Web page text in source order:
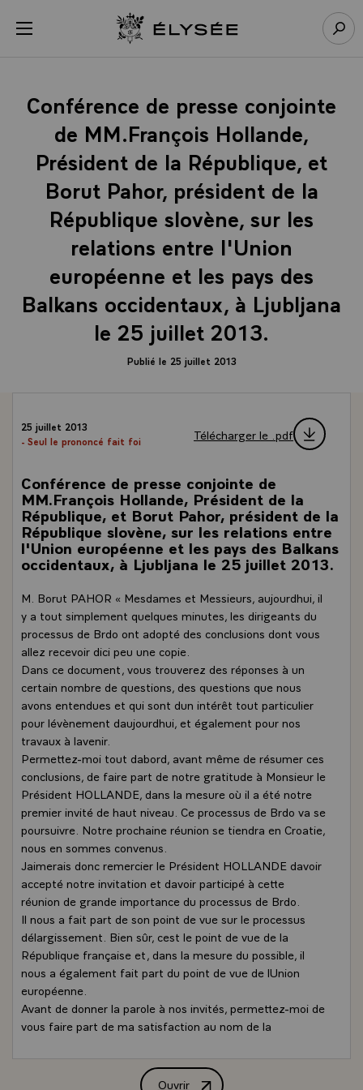
menu Retour à l’accueil Élysée
Conférence de presse conjointe
de MM.François Hollande,
Président de la République, et
Borut Pahor, président de la
République slovène, sur les
relations entre l'Union
européenne et les pays des
Balkans occidentaux, à Ljubljana
le 25 juillet 2013.
Publié le 25 juillet 2013
25 juillet 2013
- Seul le prononcé fait foi
Télécharger le .pdf
Conférence de presse conjointe de
MM.François Hollande, Président de la
République, et Borut Pahor, président de la
République slovène, sur les relations entre
l'Union européenne et les pays des Balkans
occidentaux, à Ljubljana le 25 juillet 2013.
M. Borut PAHOR « Mesdames et Messieurs, aujourdhui, il
y a tout simplement quelques minutes, les dirigeants du
processus de Brdo ont adopté des conclusions dont vous
allez recevoir dici peu une copie.
Dans ce document, vous trouverez des réponses à un
certain nombre de questions, des questions que nous
avons entendues et qui sont dun intérêt tout particulier
pour lévènement daujourdhui, et également pour nos
travaux à lavenir.
Permettez-moi tout dabord, avant même de résumer ces
conclusions, de faire part de notre gratitude à Monsieur le
Président HOLLANDE, dans la mesure où il a été notre
premier invité de haut niveau. Ce processus de Brdo va se
poursuivre. Notre prochaine réunion se tiendra en Croatie,
nous en sommes convenus.
Jaimerais donc remercier le Président HOLLANDE davoir
accepté notre invitation et davoir participé à cette
réunion de grande importance du processus de Brdo.
Il nous a fait part de son point de vue sur le processus
délargissement. Bien sûr, cest le point de vue de la
République française et, dans la mesure du possible, il
nous a également fait part du point de vue de lUnion
européenne.
Avant de donner la parole à nos invités, permettez-moi de
vous faire part de ma satisfaction au nom de la
satisfaction de tous ceux qui ont répondu à notre
Ouvrir
Panneau de gestion des cookies